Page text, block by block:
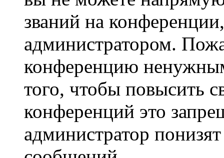
званий на
администратором.
конференцию
того, чтобы повысить
конференций это
администратор